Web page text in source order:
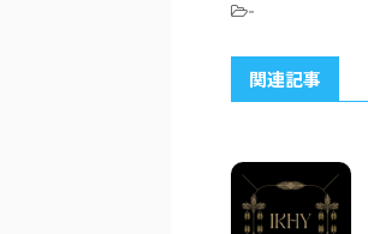
-
関連記事